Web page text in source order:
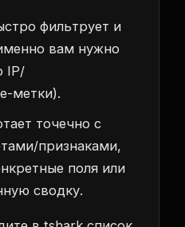
фильтрует и
вам нужно
IP/
метки).
точечно с
признаками,
поля или
сводку.